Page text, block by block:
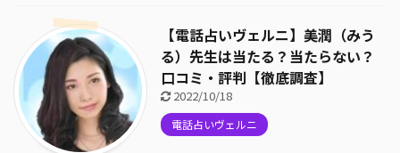
【電話占いヴェルニ】美潤（みう
る）先生は当たる？当たらない？
口コミ・評判【徹底調査】
2022/10/18
電話占いヴェルニ